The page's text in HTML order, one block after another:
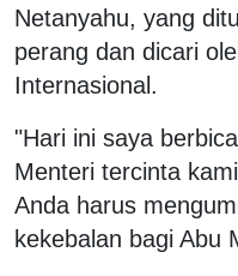
Netanyahu, yang
perang dan dicari
Internasional.
"Hari ini saya
Menteri tercinta
Anda harus
kekebalan bagi Abu